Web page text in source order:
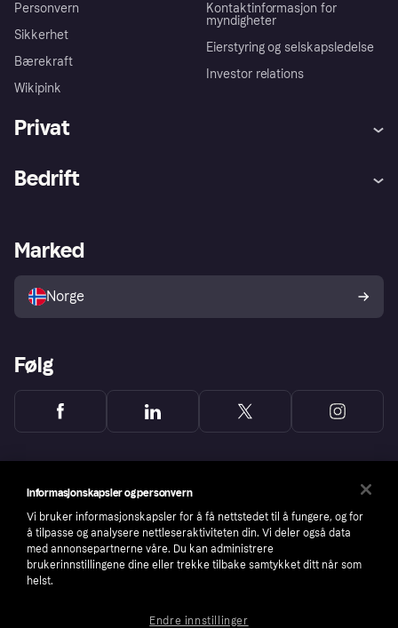
Personvern
Sikkerhet
Bærekraft
Wikipink
Kontaktinformasjon for
myndigheter
Eierstyring og selskapsledelse
Investor relations
Privat
Utforsk butikker
Bedrift
Merchant portal
Marked
Norge
Følg
Informasjonskapsler og personvern
Vi bruker informasjonskapsler for å få nettstedet til å fungere, og for
å tilpasse og analysere nettleseraktiviteten din. Vi deler også data
med annonsepartnerne våre. Du kan administrere
brukerinnstillingene dine eller trekke tilbake samtykket ditt når som
helst.
Endre innstillinger